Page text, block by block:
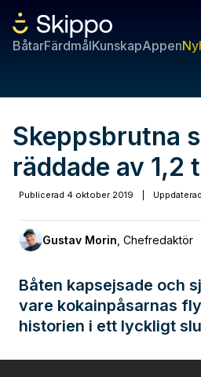
BåtarFärdmålKunskapAppen
Skeppsbrutna
räddade av 1,2
Publicerad 4 oktober 2019 Uppdaterad
Gustav Morin Chefredaktör
Båten kapsejsade och
vare kokainpåsarnas
historien i ett lyckligt